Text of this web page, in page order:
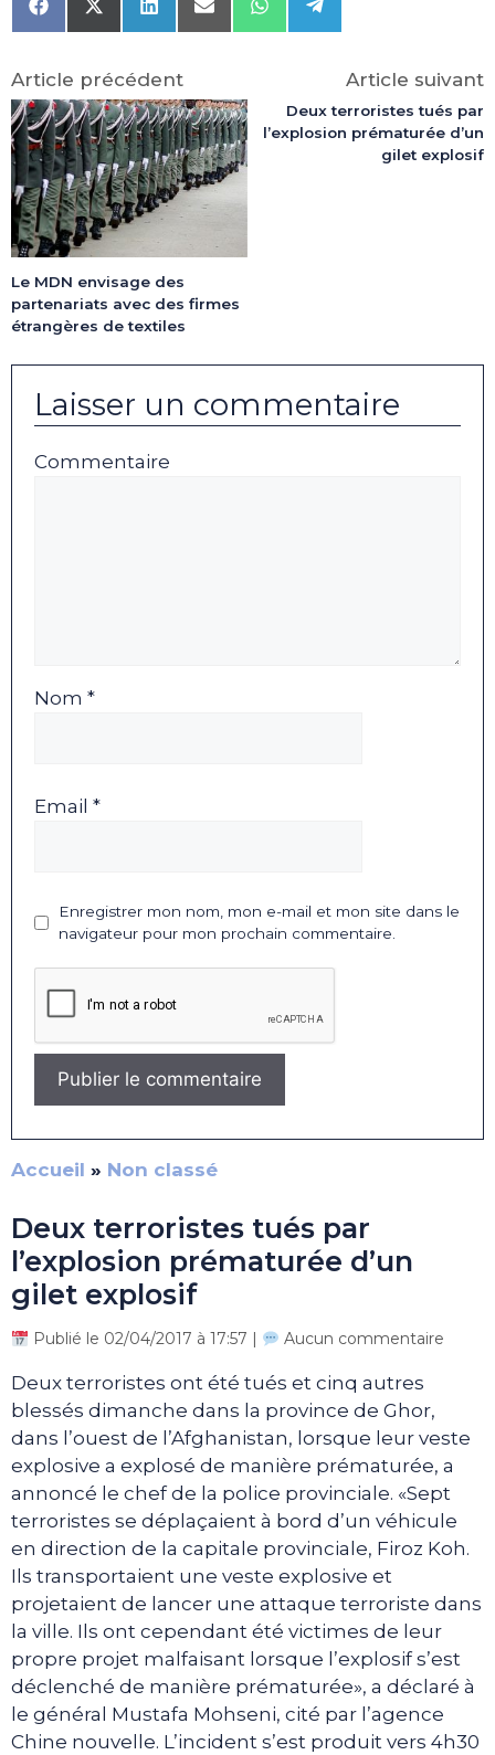
Share
on
Share
on
(Twitter)
Share
on
Share
on
Share
on
Share
on
Article précédent
Le MDN envisage des
partenariats avec des firmes
étrangères de textiles
Article suivant
Deux terroristes tués par
l’explosion prématurée d’un
gilet explosif
Laisser un commentaire
Commentaire
Nom *
Email *
Enregistrer mon nom, mon e-mail et mon site dans le
navigateur pour mon prochain commentaire.
Accueil » Non classé
Deux terroristes tués par
l’explosion prématurée d’un
gilet explosif
Publié le 02/04/2017 à 17:57 | Aucun commentaire
Deux terroristes ont été tués et cinq autres
blessés dimanche dans la province de Ghor,
dans l’ouest de l’Afghanistan, lorsque leur veste
explosive a explosé de manière prématurée, a
annoncé le chef de la police provinciale. «Sept
terroristes se déplaçaient à bord d’un véhicule
en direction de la capitale provinciale, Firoz Koh.
Ils transportaient une veste explosive et
projetaient de lancer une attaque terroriste dans
la ville. Ils ont cependant été victimes de leur
propre projet malfaisant lorsque l’explosif s’est
déclenché de manière prématurée», a déclaré à
le général Mustafa Mohseni, cité par l’agence
Chine nouvelle. L’incident s’est produit vers 4h30